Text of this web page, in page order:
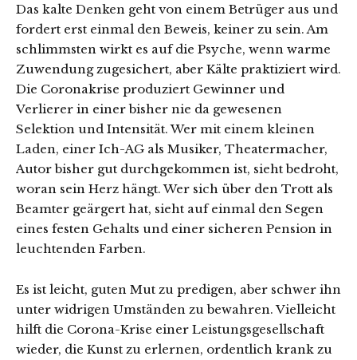
Das kalte Denken geht von einem Betrüger aus und
fordert erst einmal den Beweis, keiner zu sein. Am
schlimmsten wirkt es auf die Psyche, wenn warme
Zuwendung zugesichert, aber Kälte praktiziert wird.
Die Coronakrise produziert Gewinner und
Verlierer in einer bisher nie da gewesenen
Selektion und Intensität. Wer mit einem kleinen
Laden, einer Ich-AG als Musiker, Theatermacher,
Autor bisher gut durchgekommen ist, sieht bedroht,
woran sein Herz hängt. Wer sich über den Trott als
Beamter geärgert hat, sieht auf einmal den Segen
eines festen Gehalts und einer sicheren Pension in
leuchtenden Farben.
Es ist leicht, guten Mut zu predigen, aber schwer ihn
unter widrigen Umständen zu bewahren. Vielleicht
hilft die Corona-Krise einer Leistungsgesellschaft
wieder, die Kunst zu erlernen, ordentlich krank zu